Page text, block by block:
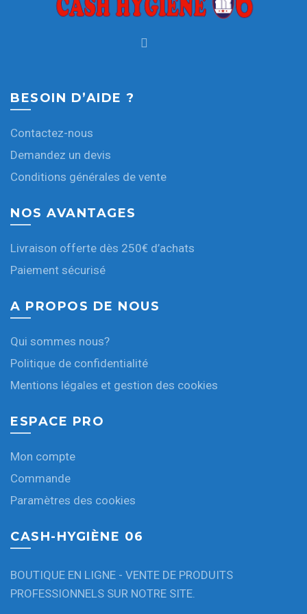
BESOIN D’AIDE ?
Contactez-nous
Demandez un devis
Conditions générales de vente
NOS AVANTAGES
Livraison offerte dès 250€ d’achats
Paiement sécurisé
A PROPOS DE NOUS
Qui sommes nous?
Politique de confidentialité
Mentions légales et gestion des cookies
ESPACE PRO
Mon compte
Commande
Paramètres des cookies
CASH-HYGIÈNE 06
BOUTIQUE EN LIGNE - VENTE DE PRODUITS
PROFESSIONNELS SUR NOTRE SITE.